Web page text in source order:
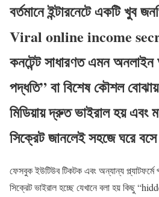
বর্তমানে ইন্টারনেটে একটি খুব
Viral online income
কনটেন্ট সাধারণত এমন
পদ্ধতি” বা বিশেষ কৌশল
মিডিয়ায় দ্রুত ভাইরাল হয় এবং
সিক্রেট জানলেই সহজে ঘরে
ফেসবুক ইউটিউব টিকটক এবং অন্যান্য
সিক্রেট ভাইরাল হচ্ছে যেখানে বলা হয় কিছু